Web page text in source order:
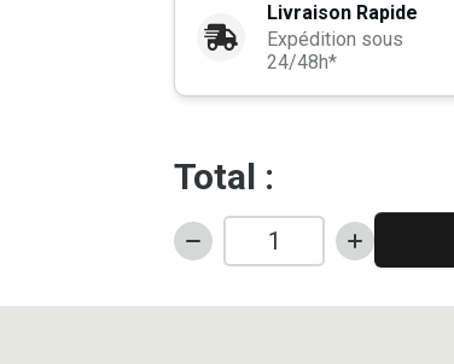
Livraison Rapide
Expédition sous
24/48h*
Total :
quantité
Kit